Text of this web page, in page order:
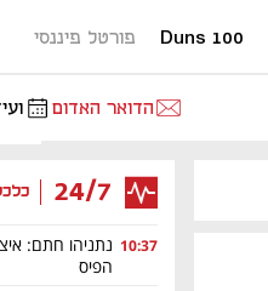
Duns 100 פורטל פיננסי
הדואר האדום
24/7
10:37 נתניהו חתם:
הפיס